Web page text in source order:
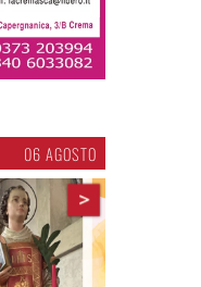
06 AGOSTO
>